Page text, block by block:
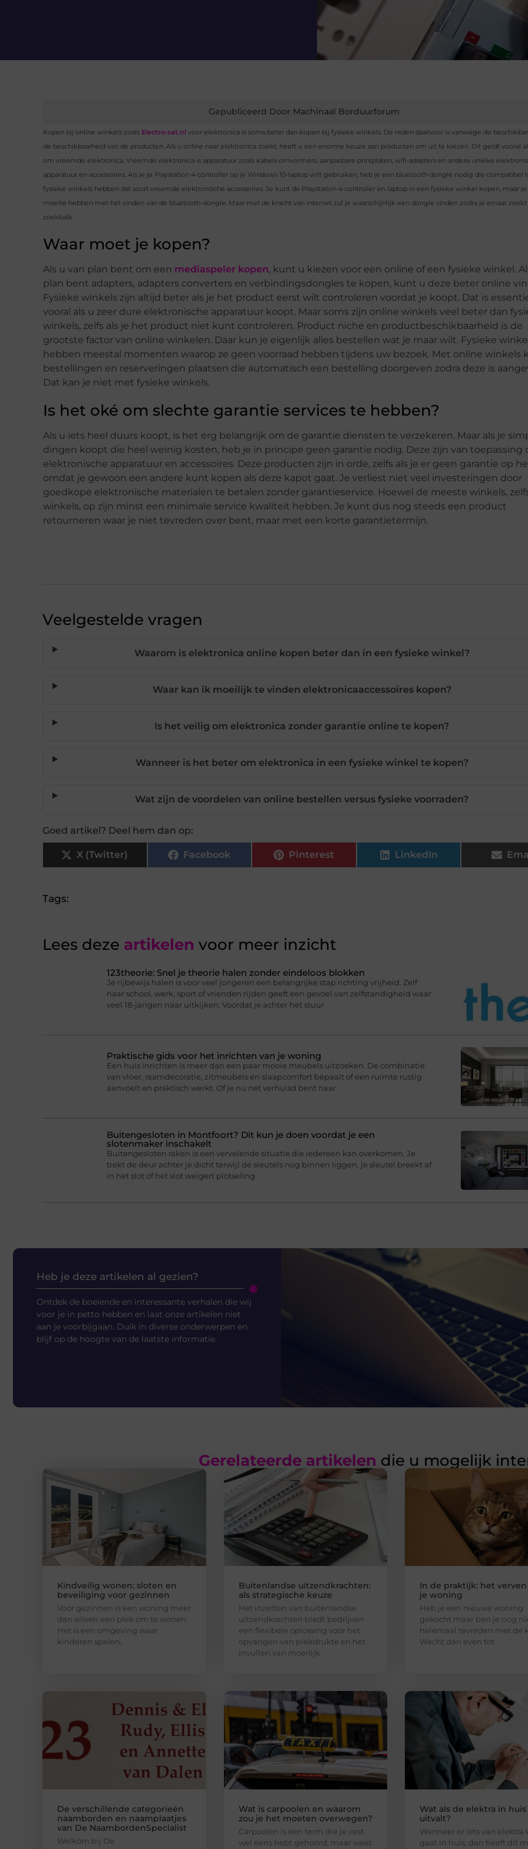
Gepubliceerd Door Machinaal Borduurforum
Kopen bij online winkels zoals Electro-sat.nl voor elektronica is soms beter dan kopen bij fysieke winkels. De reden daarvoor is vanwege de
de beschikbaarheid van de producten. Als u online naar elektronica zoekt, heeft u een enorme keuze aan producten om uit te kiezen. Dit geldt vooral
om vreemde elektronica. Vreemde elektronica is apparatuur zoals kabels omvormers, aanpasbare printplaten, wifi-adapters en andere unieke
apparatuur en accessoires. Als je je Playstation 4-controller op je Windows 10-laptop wilt gebruiken, heb je een bluetooth-dongle nodig die compatibel
fysieke winkels hebben dat soort vreemde elektronische accessoires. Je kunt de Playstation 4-controller en laptop in een fysieke winkel kopen, maar
moeite hebben met het vinden van de bluetooth-dongle. Maar met de kracht van internet zul je waarschijnlijk een dongle vinden zodra je ernaar
zoekbalk.
Waar moet je kopen?
Als u van plan bent om een mediaspeler kopen, kunt u kiezen voor een online of een fysieke winkel.
plan bent adapters, adapters converters en verbindingsdongles te kopen, kunt u deze beter online
Fysieke winkels zijn altijd beter als je het product eerst wilt controleren voordat je koopt. Dat is
vooral als u zeer dure elektronische apparatuur koopt. Maar soms zijn online winkels veel beter dan
winkels, zelfs als je het product niet kunt controleren. Product niche en productbeschikbaarheid is de
grootste factor van online winkelen. Daar kun je eigenlijk alles bestellen wat je maar wilt. Fysieke
hebben meestal momenten waarop ze geen voorraad hebben tijdens uw bezoek. Met online winkels
bestellingen en reserveringen plaatsen die automatisch een bestelling doorgeven zodra deze is
Dat kan je niet met fysieke winkels.
Is het oké om slechte garantie services te hebben?
Als u iets heel duurs koopt, is het erg belangrijk om de garantie diensten te verzekeren. Maar als je
dingen koopt die heel weinig kosten, heb je in principe geen garantie nodig. Deze zijn van toepassing
elektronische apparatuur en accessoires. Deze producten zijn in orde, zelfs als je er geen garantie op
omdat je gewoon een andere kunt kopen als deze kapot gaat. Je verliest niet veel investeringen door
goedkope elektronische materialen te betalen zonder garantieservice. Hoewel de meeste winkels,
winkels, op zijn minst een minimale service kwaliteit hebben. Je kunt dus nog steeds een product
retourneren waar je niet tevreden over bent, maar met een korte garantietermijn.
Veelgestelde vragen
Waarom is elektronica online kopen beter dan in een fysieke winkel?
Waar kan ik moeilijk te vinden elektronicaaccessoires kopen?
Is het veilig om elektronica zonder garantie online te kopen?
Wanneer is het beter om elektronica in een fysieke winkel te kopen?
Wat zijn de voordelen van online bestellen versus fysieke voorraden?
Goed artikel? Deel hem dan op:
X (Twitter) Facebook Pinterest LinkedIn
Tags:
Lees deze artikelen voor meer inzicht
123theorie: Snel je theorie halen zonder eindeloos blokken
Je rijbewijs halen is voor veel jongeren een belangrijke stap richting vrijheid. Zelf
naar school, werk, sport of vrienden rijden geeft een gevoel van zelfstandigheid waar
veel 18-jarigen naar uitkijken. Voordat je achter het stuur
Praktische gids voor het inrichten van je woning
Een huis inrichten is meer dan een paar mooie meubels uitzoeken. De combinatie
van vloer, raamdecoratie, zitmeubels en slaapcomfort bepaalt of een ruimte rustig
aanvoelt en praktisch werkt. Of je nu net verhuisd bent naar
Buitengesloten in Montfoort? Dit kun je doen voordat je een
slotenmaker inschakelt
Buitengesloten raken is een vervelende situatie die iedereen kan overkomen. Je
trekt de deur achter je dicht terwijl de sleutels nog binnen liggen, je sleutel breekt af
in het slot of het slot weigert plotseling
Heb je deze artikelen al gezien?
Ontdek de boeiende en interessante verhalen die wij
voor je in petto hebben en laat onze artikelen niet
aan je voorbijgaan. Duik in diverse onderwerpen en
blijf op de hoogte van de laatste informatie.
Gerelateerde artikelen die u mogelijk
Kindveilig wonen: sloten en
beveiliging voor gezinnen
Voor gezinnen is een woning meer
dan alleen een plek om te wonen.
Het is een omgeving waar
kinderen spelen,
Buitenlandse uitzendkrachten:
als strategische keuze
Het inzetten van buitenlandse
uitzendkrachten biedt bedrijven
een flexibele oplossing voor het
opvangen van piekdrukte en het
invullen van moeilijk
In de praktijk: het
je woning
Heb je een nieuwe woning
gekocht maar ben je nog
helemaal tevreden met de
Wacht dan even tot
De verschillende categorieën
naamborden en naamplaatjes
van De NaambordenSpecialist
Welkom bij De
Wat is carpoolen en waarom
zou je het moeten overwegen?
Carpoolen is een term die je vast
wel eens hebt gehoord, maar weet
Wat als de elektra in huis
uitvalt?
Wanneer er iets van elektra
gaat in huis, dan heeft dit